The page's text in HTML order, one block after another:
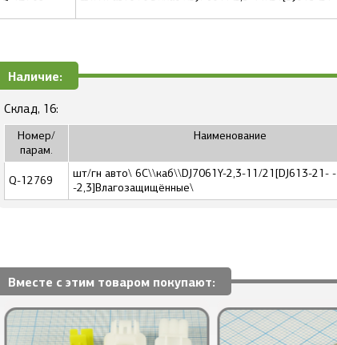
Наличие:
Склад, 16:
Номер/
парам.
Наименование
Q-12769
шт/гн авто\ 6C\\каб\\DJ7061Y-2,3-11/21[DJ613-21- -
-2,3]Влагозащищённые\
Вместе с этим товаром покупают: